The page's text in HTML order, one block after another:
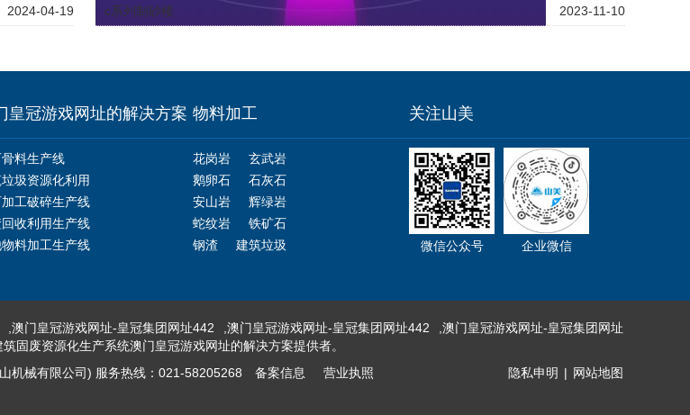
2024-04-19 c系列制砂楼 2023-11-10
皇冠游戏网址的解决方案 物料加工 关注山美
料生产线
圾资源化利用
工破碎生产线
收利用生产线
料加工生产线
花岗岩
玄武岩
鹅卵石
石灰石
安山岩
辉绿岩
蛇纹岩
铁矿石
钢渣
建筑垃圾 微信公众号 企业微信
澳门皇冠游戏网址-皇冠集团网址442 澳门皇冠游戏网址-皇冠集团网址442
澳门皇冠游戏网址-皇冠集团网址
固废资源化生产系统澳门皇冠游戏网址的解决方案提供者。
隐私申明 | 网站地图
机械有限公司) 服务热线：021-58205268 备案信息 营业执照